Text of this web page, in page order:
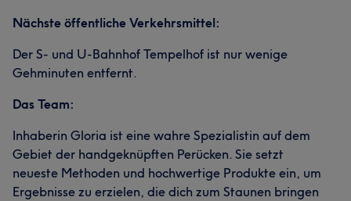
Nächste öffentliche Verkehrsmittel:
Der S- und U-Bahnhof Tempelhof ist nur wenige
Gehminuten entfernt.
Das Team:
Inhaberin Gloria ist eine wahre Spezialistin auf dem
Gebiet der handgeknüpften Perücken. Sie setzt
neueste Methoden und hochwertige Produkte ein, um
Ergebnisse zu erzielen, die dich zum Staunen bringen